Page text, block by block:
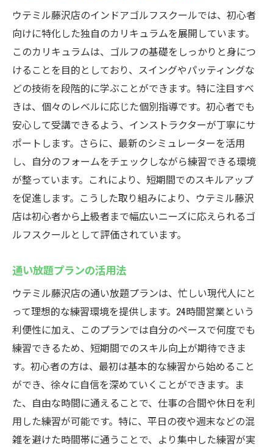
のインドアゴルフスクールの魅力
最新技術を駆使したシミュレーターの特長
リアルなコース体験ができる理由
シミュレーターを活用した効果的な練習方
法
技術向上に役立つ解析データの活用法
ウテミル藤沢店の設備紹介
シミュレーターでの練習がもたらす成果
無料体験レッスンで安心スタート藤沢駅のイン
ドアゴルフスクールウテミルを試そう
無料体験レッスンの流れと内容紹介
体験から始める安心のゴルフスタート
無料体験でわかるスクールの雰囲気
コーチとの相性を確認するポイント
体験レッスンを活用した選び方
スキルアップを目指すなら藤沢駅のインドアゴ
ルフスクールウテミルが最適
スキルアップのための効果的なプラン
個別指導のメリットと成果
ウテミル藤沢店の評判と口コミ
目標に応じたレッスンの選び方
ウテミル藤沢店のインドアゴルフスクールでは、初心者
向けに特化した独自のカリキュラムを展開しています。
このカリキュラムは、ゴルフの基礎をしっかりと身につ
けることを目的としており、スイングやパッティングな
どの技術を段階的に学ぶことができます。特に注目すべ
きは、個々のレベルに応じた個別指導です。初心者でも
安心して受講できるよう、インストラクターが丁寧にサ
ポートします。さらに、最新のシミュレーターを活用
し、自分のフォームをチェックしながら練習できる環境
が整っています。これにより、短期間でのスキルアップ
を促進します。こうした取り組みにより、ウテミル藤沢
店は初心者から上級者まで幅広いニーズに応えられるゴ
ルフスクールとして評価されています。
通い放題プランの活用法
ウテミル藤沢店の通い放題プランは、忙しい現代人にと
って理想的な練習環境を提供します。24時間営業という
利便性に加え、このプランでは自分のペースで何度でも
練習できるため、短期間でのスキル向上が期待できま
す。初心者の方は、最初は基本的な練習から始めること
ができ、徐々に自信を深めていくことができます。ま
た、自由な時間に通えることで、仕事の合間や休日を利
用した練習が可能です。特に、平日の夜や週末などの混
雑を避けた時間帯に通うことで、より集中した練習が実